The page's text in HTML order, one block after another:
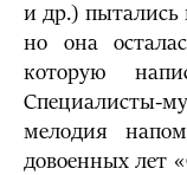
и др.) пытались
но она
которую
Специалисты-
мелодия
довоенных лет